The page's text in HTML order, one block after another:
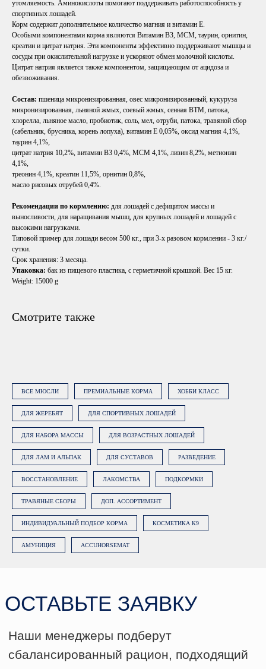
утомляемость. Аминокислоты помогают поддерживать работоспособность у
спортивных лошадей.
Корм содержит дополнительное количество магния и витамин Е.
Особыми компонентами корма являются Витамин В3, МСМ, таурин, орнитин,
креатин и цитрат натрия. Эти компоненты эффективно поддерживают мышцы и
сосуды при окислительной нагрузке и ускоряют обмен молочной кислоты.
Цитрат натрия является также компонентом, защищающим от ацидоза и
обезвоживания.
Состав: пшеница микронизированная, овес микронизированный, кукуруза
микронизированная, льняной жмых, соевый жмых, сенная ВТМ, патока,
хлорелла, льняное масло, пробиотик, соль, мел, отруби, патока, травяной сбор
(сабельник, брусника, корень лопуха), витамин Е 0,05%, оксид магния 4,1%,
таурин 4,1%,
цитрат натрия 10,2%, витамин В3 0,4%, МСМ 4,1%, лизин 8,2%, метионин
4,1%,
треонин 4,1%, креатин 11,5%, орнитин 0,8%,
масло рисовых отрубей 0,4%.
Рекомендации по кормлению: для лошадей с дефицитом массы и
выносливости, для наращивания мышц, для крупных лошадей и лошадей с
высокими нагрузками.
Типовой пример для лошади весом 500 кг., при 3-х разовом кормлении - 3 кг./
сутки.
Срок хранения: 3 месяца.
Упаковка: бак из пищевого пластика, с герметичной крышкой. Вес 15 кг.
Weight: 15000 g
Смотрите также
ВСЕ МЮСЛИ ПРЕМИАЛЬНЫЕ КОРМА ХОББИ КЛАСС
ДЛЯ ЖЕРЕБЯТ ДЛЯ СПОРТИВНЫХ ЛОШАДЕЙ
ДЛЯ НАБОРА МАССЫ ДЛЯ ВОЗРАСТНЫХ ЛОШАДЕЙ
ДЛЯ ЛАМ И АЛЬПАК ДЛЯ СУСТАВОВ РАЗВЕДЕНИЕ
ВОССТАНОВЛЕНИЕ ЛАКОМСТВА ПОДКОРМКИ
ТРАВЯНЫЕ СБОРЫ ДОП. АССОРТИМЕНТ
ИНДИВИДУАЛЬНЫЙ ПОДБОР КОРМА КОСМЕТИКА К9
АМУНИЦИЯ ACCUHORSEMAT
Наши менеджеры подберут
Нажимая на кнопку «Заказать
консультацию», вы даетесогласие на
обработку персональных данных.
Подробнее об обработке данных в
Политике.
ЗАКАЗАТЬ КОНСУЛЬТАЦИЮ